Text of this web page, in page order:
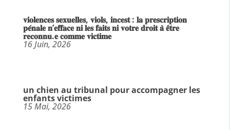
𝐯𝐢𝐨𝐥𝐞𝐧𝐜𝐞𝐬 𝐬𝐞𝐱𝐮𝐞𝐥𝐥𝐞𝐬, 𝐯𝐢𝐨𝐥𝐬, 𝐢𝐧𝐜𝐞𝐬𝐭 : 𝐥𝐚 𝐩𝐫𝐞𝐬𝐜𝐫𝐢𝐩𝐭𝐢𝐨𝐧
𝐩𝐞́𝐧𝐚𝐥𝐞 𝐧’𝐞𝐟𝐟𝐚𝐜𝐞 𝐧𝐢 𝐥𝐞𝐬 𝐟𝐚𝐢𝐭𝐬 𝐧𝐢 𝐯𝐨𝐭𝐫𝐞 𝐝𝐫𝐨𝐢𝐭 𝐚̀ 𝐞̂𝐭𝐫𝐞
𝐫𝐞𝐜𝐨𝐧𝐧𝐮.𝐞 𝐜𝐨𝐦𝐦𝐞 𝐯𝐢𝐜𝐭𝐢𝐦𝐞
16 Juin, 2026
un chien au tribunal pour accompagner les
enfants victimes
15 Mai, 2026